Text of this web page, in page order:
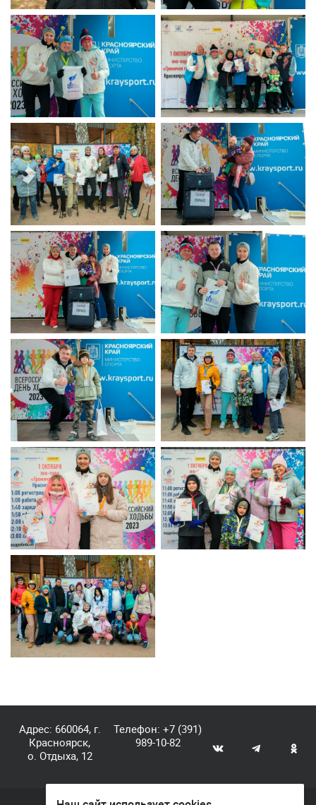
Адрес: 660064, г.
Красноярск,
о. Отдыха, 12
Телефон:+7 (391)
989-10-82